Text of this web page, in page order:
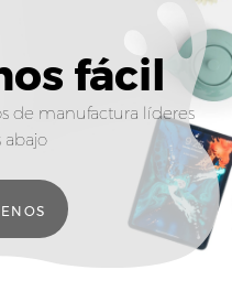
fácil
de manufactura líderes
abajo